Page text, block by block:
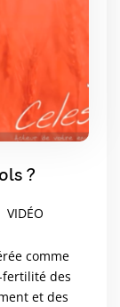
?
VIDÉO
comme
fertilité des
et des